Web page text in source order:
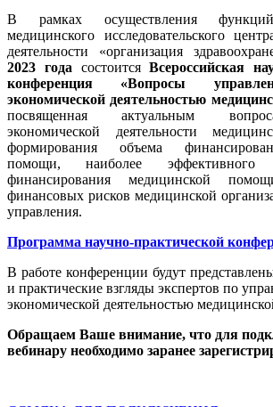
В рамках осуществления
медицинского исследовательского
деятельности «организация
2023 года
состоитсяВсероссийская
конференция «Вопросы
экономической деятельностью
посвященная актуальным
экономической деятельности
формирования объема
помощи, наиболее
финансирования медицинской
финансовых рисков медицинской
управления.
Программа научно-практической
В работе конференции будут
и практические взгляды экспертов по
экономической деятельностью
Обращаем Ваше внимание, что для
вебинару необходимо заранее